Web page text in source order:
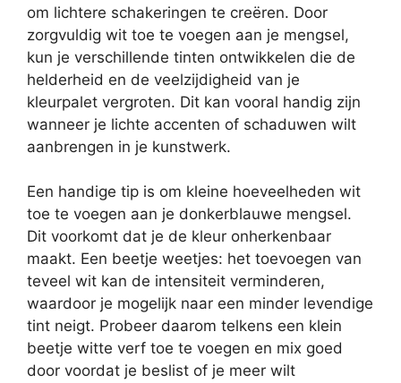
om lichtere schakeringen te creëren. Door
zorgvuldig wit toe te voegen aan je mengsel,
kun je verschillende tinten ontwikkelen die de
helderheid en de veelzijdigheid van je
kleurpalet vergroten. Dit kan vooral handig zijn
wanneer je lichte accenten of schaduwen wilt
aanbrengen in je kunstwerk.
Een handige tip is om kleine hoeveelheden wit
toe te voegen aan je donkerblauwe mengsel.
Dit voorkomt dat je de kleur onherkenbaar
maakt. Een beetje weetjes: het toevoegen van
teveel wit kan de intensiteit verminderen,
waardoor je mogelijk naar een minder levendige
tint neigt. Probeer daarom telkens een klein
beetje witte verf toe te voegen en mix goed
door voordat je beslist of je meer wilt